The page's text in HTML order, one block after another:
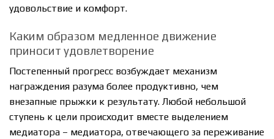
удовольствие и комфорт.
Каким образом медленное движение
приносит удовлетворение
Постепенный прогресс возбуждает механизм
награждения разума более продуктивно, чем
внезапные прыжки к результату. Любой небольшой
ступень к цели происходит вместе выделением
медиатора – медиатора, отвечающего за переживание